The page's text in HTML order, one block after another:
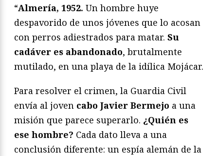
“Almería, 1952. Un hombre huye
despavorido de unos jóvenes que lo acosan
con perros adiestrados para matar. Su
cadáver es abandonado, brutalmente
mutilado, en una playa de la idílica Mojácar.
Para resolver el crimen, la Guardia Civil
envía al joven cabo Javier Bermejo a una
misión que parece superarlo. ¿Quién es
ese hombre? Cada dato lleva a una
conclusión diferente: un espía alemán de la